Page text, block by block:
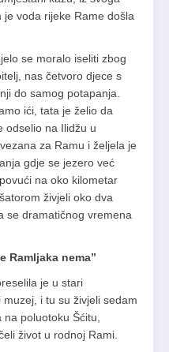
voda rijeke Rame došla
se moralo iseliti zbog
nas četvoro djece s
do samog potapanja.
ići, tata je želio da
odselio na Ilidžu u
za Ramu i željela je
gdje se jezero već
na oko kilometar
živjeli oko dva
se dramatičnog vremena
Ramljaka nema”
je u stari
i tu su živjeli sedam
poluotoku Šćitu,
život u rodnoj Rami.